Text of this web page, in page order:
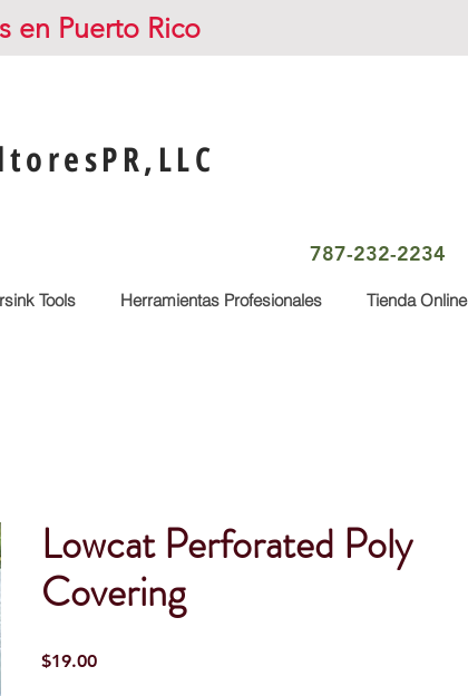
en Puerto Rico
787-232-2234
Tools Herramientas Profesionales Tienda Online
Lowcat Perforated Poly
Covering
$19.00Precio